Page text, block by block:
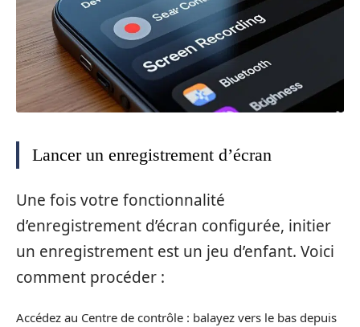
Lancer un enregistrement d’écran
Une fois votre fonctionnalité
d’enregistrement d’écran configurée, initier
un enregistrement est un jeu d’enfant. Voici
comment procéder :
Accédez au Centre de contrôle : balayez vers le bas depuis